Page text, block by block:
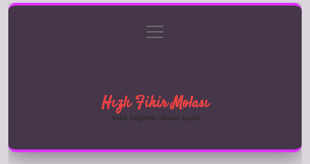
Gizlilik Politikası
menüyü
aç
Hızlı Fikir Molası
Anlık bilgilerle zihnini tazele!